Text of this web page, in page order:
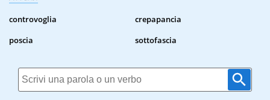
controvoglia
crepapancia
poscia
sottofascia